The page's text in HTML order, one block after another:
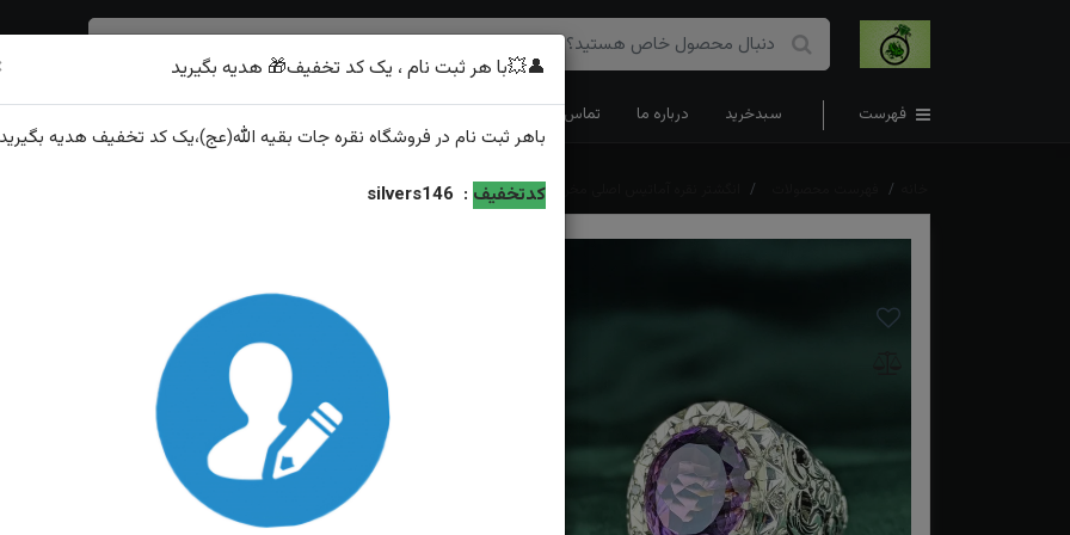
فهرست سبدخرید درباره ما تماس با ما
انگشتر نقره آماتیس اصلی مخراج برلیان رکاب فیلی چنگی دست ساز قلمزنی و آینه کاری شده
انگشتر نقره آماتیس اصلی مخراج برلیان رکاب فیلی چنگی
قلمزنی و آینه کاری شده
ویژگی‌های محصول
توضیحات: ارسال و سایز رایگان همراه با هدیه زعفران قائنات از...
👤💥با هر ثبت نام ، یک کد تخفیف🎁 هدیه بگیرید
باهر ثبت نام در فروشگاه نقره جات بقیه الله(عج)،یک کد تخفیف هدیه
کدتخفیف :
silvers146